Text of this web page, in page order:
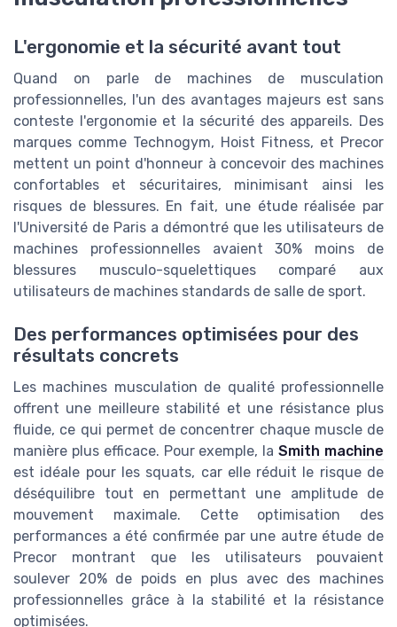
L'ergonomie et la sécurité avant tout
Quand on parle de machines de musculation
professionnelles, l'un des avantages majeurs est sans
conteste l'ergonomie et la sécurité des appareils. Des
marques comme Technogym, Hoist Fitness, et Precor
mettent un point d'honneur à concevoir des machines
confortables et sécuritaires, minimisant ainsi les
risques de blessures. En fait, une étude réalisée par
l'Université de Paris a démontré que les utilisateurs de
machines professionnelles avaient 30% moins de
blessures musculo-squelettiques comparé aux
utilisateurs de machines standards de salle de sport.
Des performances optimisées pour des
résultats concrets
Les machines musculation de qualité professionnelle
offrent une meilleure stabilité et une résistance plus
fluide, ce qui permet de concentrer chaque muscle de
manière plus efficace. Pour exemple, laSmith machine
est idéale pour les squats, car elle réduit le risque de
déséquilibre tout en permettant une amplitude de
mouvement maximale. Cette optimisation des
performances a été confirmée par une autre étude de
Precor montrant que les utilisateurs pouvaient
soulever 20% de poids en plus avec des machines
professionnelles grâce à la stabilité et la résistance
optimisées.